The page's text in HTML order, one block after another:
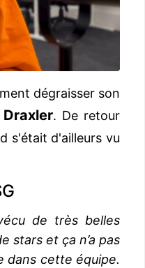
dégraisser son
. De retour
s'était d'ailleurs vu
de très belles
stars et ça n’a pas
dans cette équipe.